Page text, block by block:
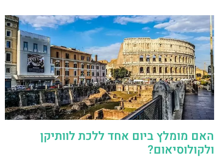
האם מומלץ ביום אחד ללכת לוותיקן
ולקולוסיאום?